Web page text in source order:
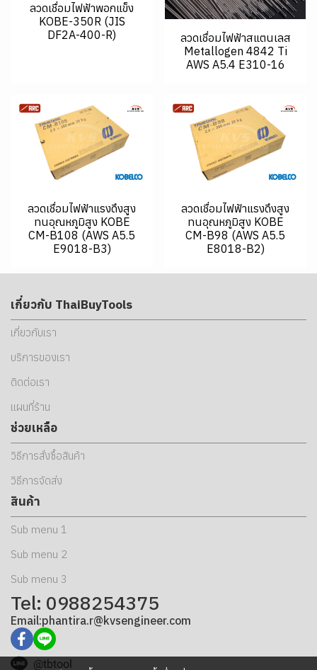
ลวดเชื่อมไฟฟ้าพอกแข็ง
KOBE-350R (JIS
DF2A-400-R)
ลวดเชื่อมไฟฟ้าสแตนเลส
Metallogen 4842 Ti
AWS A5.4 E310-16
ลวดเชื่อมไฟฟ้าแรงดึงสูง
ทนอุณหภูมิสูง KOBE
CM-B108 (AWS A5.5
E9018-B3)
ลวดเชื่อมไฟฟ้าแรงดึงสูง
ทนอุณหภูมิสูง KOBE
CM-B98 (AWS A5.5
E8018-B2)
เกี่ยวกับ ThaiBuyTools
เกี่ยวกับเรา
บริการของเรา
ติดต่อเรา
แผนที่ร้าน
ช่วยเหลือ
วิธีการสั่งซื้อสินค้า
วิธีการจัดส่ง
สินค้า
Sub menu 1
Sub menu 2
Sub menu 3
Tel: 0988254375
Email:phantira.r@kvsengineer.com
@tbtool